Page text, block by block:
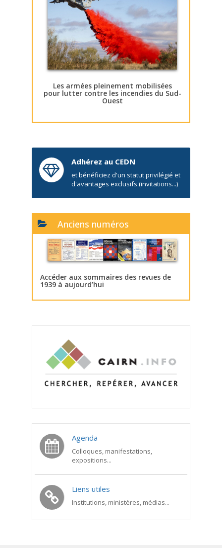
Les armées pleinement mobilisées
pour lutter contre les incendies du Sud-
Ouest
Adhérez au CEDN
et bénéficiez d'un statut privilégié et
d'avantages exclusifs (invitations...)
Anciens numéros
Accéder aux sommaires des revues de
1939 à aujourd’hui
Agenda
Colloques, manifestations,
expositions...
Liens utiles
Institutions, ministères, médias...